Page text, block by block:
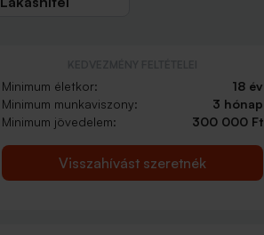
Minimum életkor:
18 év
Minimum munkaviszony:
3 hónap
Minimum jövedelem:
300 000 Ft
Visszahívást szeretnék